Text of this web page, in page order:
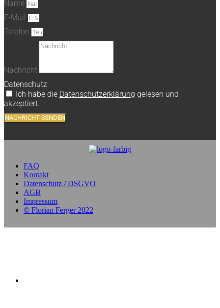
Name
E-Mail
Telefon
Nachricht
Datenschutz
Ich habe die Datenschutzerklärung gelesen und
akzeptiert.
NACHRICHT SENDEN
FAQ
Kontakt
Datenschutz / DSGVO
AGB
Impressum
© Florian Ferger 2022